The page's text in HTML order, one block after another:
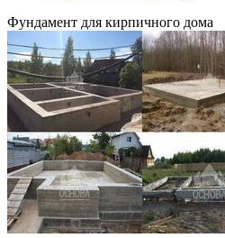
Фундамент для кирпичного дома